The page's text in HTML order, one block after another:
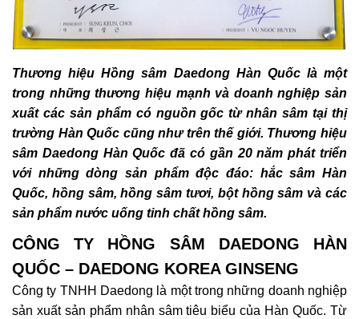
Thương hiệu Hồng sâm Daedong Hàn Quốc là một
trong những thương hiệu mạnh và doanh nghiệp sản
xuất các sản phẩm có nguồn gốc từ nhân sâm tại thị
trường Hàn Quốc cũng như trên thế giới. Thương hiệu
sâm Daedong Hàn Quốc đã có gần 20 năm phát triển
với những dòng sản phẩm độc đáo: hắc sâm Hàn
Quốc, hồng sâm, hồng sâm tươi, bột hồng sâm và các
sản phẩm nước uống tinh chất hồng sâm.
CÔNG TY HỒNG SÂM DAEDONG HÀN
QUỐC – DAEDONG KOREA GINSENG
Công ty TNHH Daedong là một trong những doanh nghiệp
sản xuất sản phẩm nhân sâm tiêu biểu của Hàn Quốc. Từ